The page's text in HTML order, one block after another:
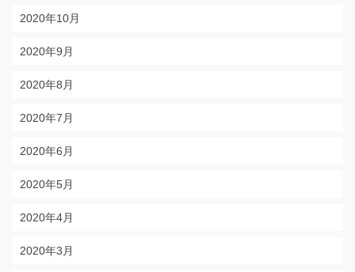
2020年10月
2020年9月
2020年8月
2020年7月
2020年6月
2020年5月
2020年4月
2020年3月